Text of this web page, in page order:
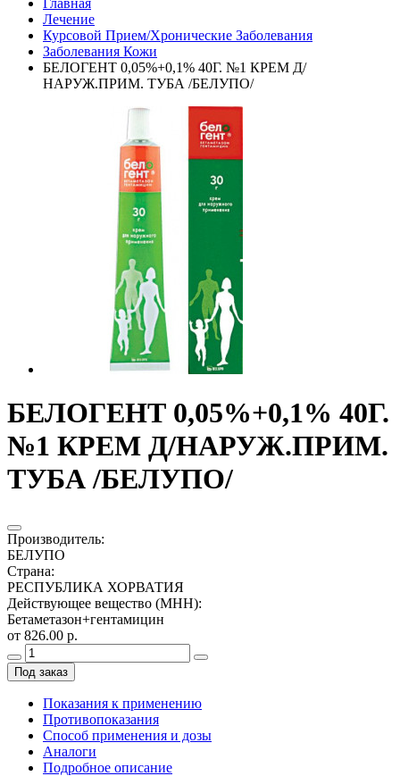
Главная
Лечение
Курсовой Прием/Хронические Заболевания
Заболевания Кожи
БЕЛОГЕНТ 0,05%+0,1% 40Г. №1 КРЕМ Д/
НАРУЖ.ПРИМ. ТУБА /БЕЛУПО/
БЕЛОГЕНТ 0,05%+0,1% 40Г.
№1 КРЕМ Д/НАРУЖ.ПРИМ.
ТУБА /БЕЛУПО/
Производитель:
БЕЛУПО
Страна:
РЕСПУБЛИКА ХОРВАТИЯ
Действующее вещество (МНН):
Бетаметазон+гентамицин
от 826.00 р.
Под заказ
Показания к применению
Противопоказания
Способ применения и дозы
Аналоги
Подробное описание